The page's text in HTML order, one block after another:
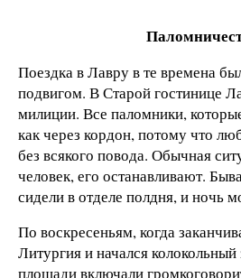
Поездка в Лавру в те времена
подвигом. В Старой гостинице
милиции. Все паломники,
как через кордон, потому что
без всякого повода. Обычная
человек, его останавливают.
сидели в отделе полдня, и ночь
По воскресеньям, когда
Литургия и начался
площади включали